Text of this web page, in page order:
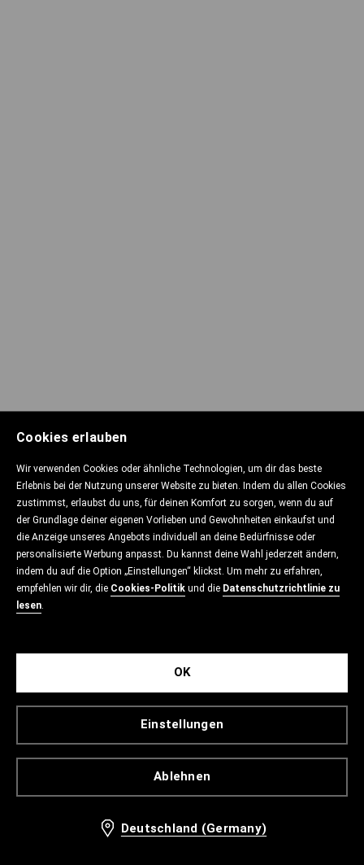
Cookies erlauben
Wir verwenden Cookies oder ähnliche Technologien, um dir das beste
Erlebnis bei der Nutzung unserer Website zu bieten. Indem du allen Cookies
zustimmst, erlaubst du uns, für deinen Komfort zu sorgen, wenn du auf
der Grundlage deiner eigenen Vorlieben und Gewohnheiten einkaufst und
die Anzeige unseres Angebots individuell an deine Bedürfnisse oder
personalisierte Werbung anpasst. Du kannst deine Wahl jederzeit ändern,
indem du auf die Option „Einstellungen“ klickst. Um mehr zu erfahren,
empfehlen wir dir, die Cookies-Politik und die Datenschutzrichtlinie zu
lesen.
Ablehnen
Einstellungen
OK
Deutschland (Germany)